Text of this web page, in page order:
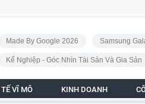
Made By Google 2026 Samsung
Kế Nghiệp - Góc Nhìn Tài Sản Và Gia Sản
VĨ MÔ KINH DOANH